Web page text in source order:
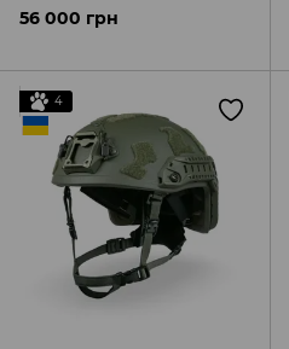
56 000 грн
4